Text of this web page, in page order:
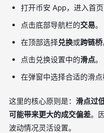
打开币安 App，进入首
点击底部导航栏的交易。
在顶部选择兑换或跨链桥
点击兑换设置中的滑点。
在弹窗中选择合适的滑点
这里的核心原则是： 滑点过
可能带来更大的成交偏差。
波动情况灵活设置。